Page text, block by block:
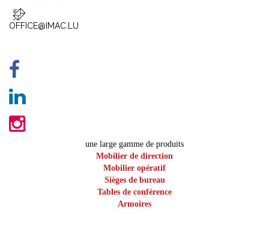
OFFICE@IMAC.LU
une large gamme de produits
Mobilier de direction
Mobilier opératif
Sièges de bureau
Tables de conférence
Armoires